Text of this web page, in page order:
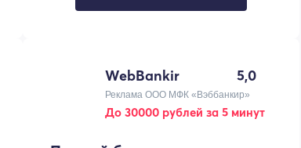
WebBankir 5,0
Реклама ООО МФК «Вэббанкир»
До 30000 рублей за 5 минут